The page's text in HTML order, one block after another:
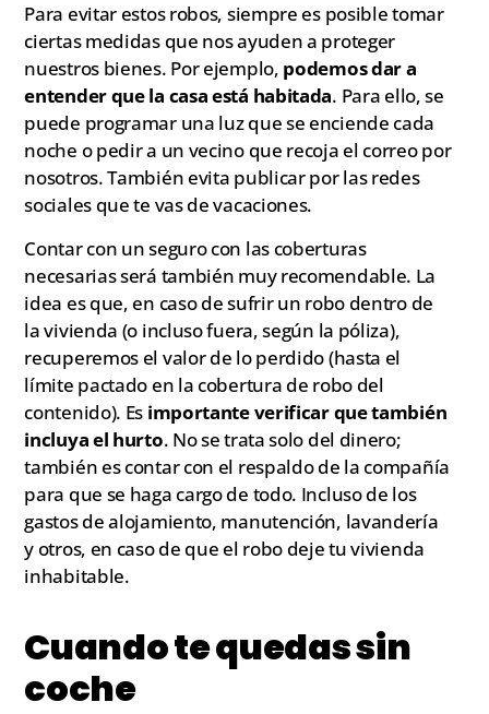
Para evitar estos robos, siempre es posible tomar
ciertas medidas que nos ayuden a proteger
nuestros bienes. Por ejemplo, podemos dar a
entender que la casa está habitada. Para ello, se
puede programar una luz que se enciende cada
noche o pedir a un vecino que recoja el correo por
nosotros. También evita publicar por las redes
sociales que te vas de vacaciones.
Contar con un seguro con las coberturas
necesarias será también muy recomendable. La
idea es que, en caso de sufrir un robo dentro de
la vivienda (o incluso fuera, según la póliza),
recuperemos el valor de lo perdido (hasta el
límite pactado en la cobertura de robo del
contenido). Es importante verificar que también
incluya el hurto. No se trata solo del dinero;
también es contar con el respaldo de la compañía
para que se haga cargo de todo. Incluso de los
gastos de alojamiento, manutención, lavandería
y otros, en caso de que el robo deje tu vivienda
inhabitable.
Cuando te quedas sin
coche